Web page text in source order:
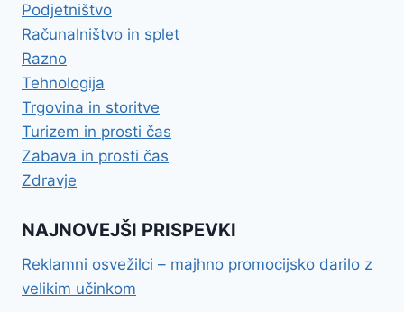
Podjetništvo
Računalništvo in splet
Razno
Tehnologija
Trgovina in storitve
Turizem in prosti čas
Zabava in prosti čas
Zdravje
NAJNOVEJŠI PRISPEVKI
Reklamni osvežilci – majhno promocijsko darilo z
velikim učinkom